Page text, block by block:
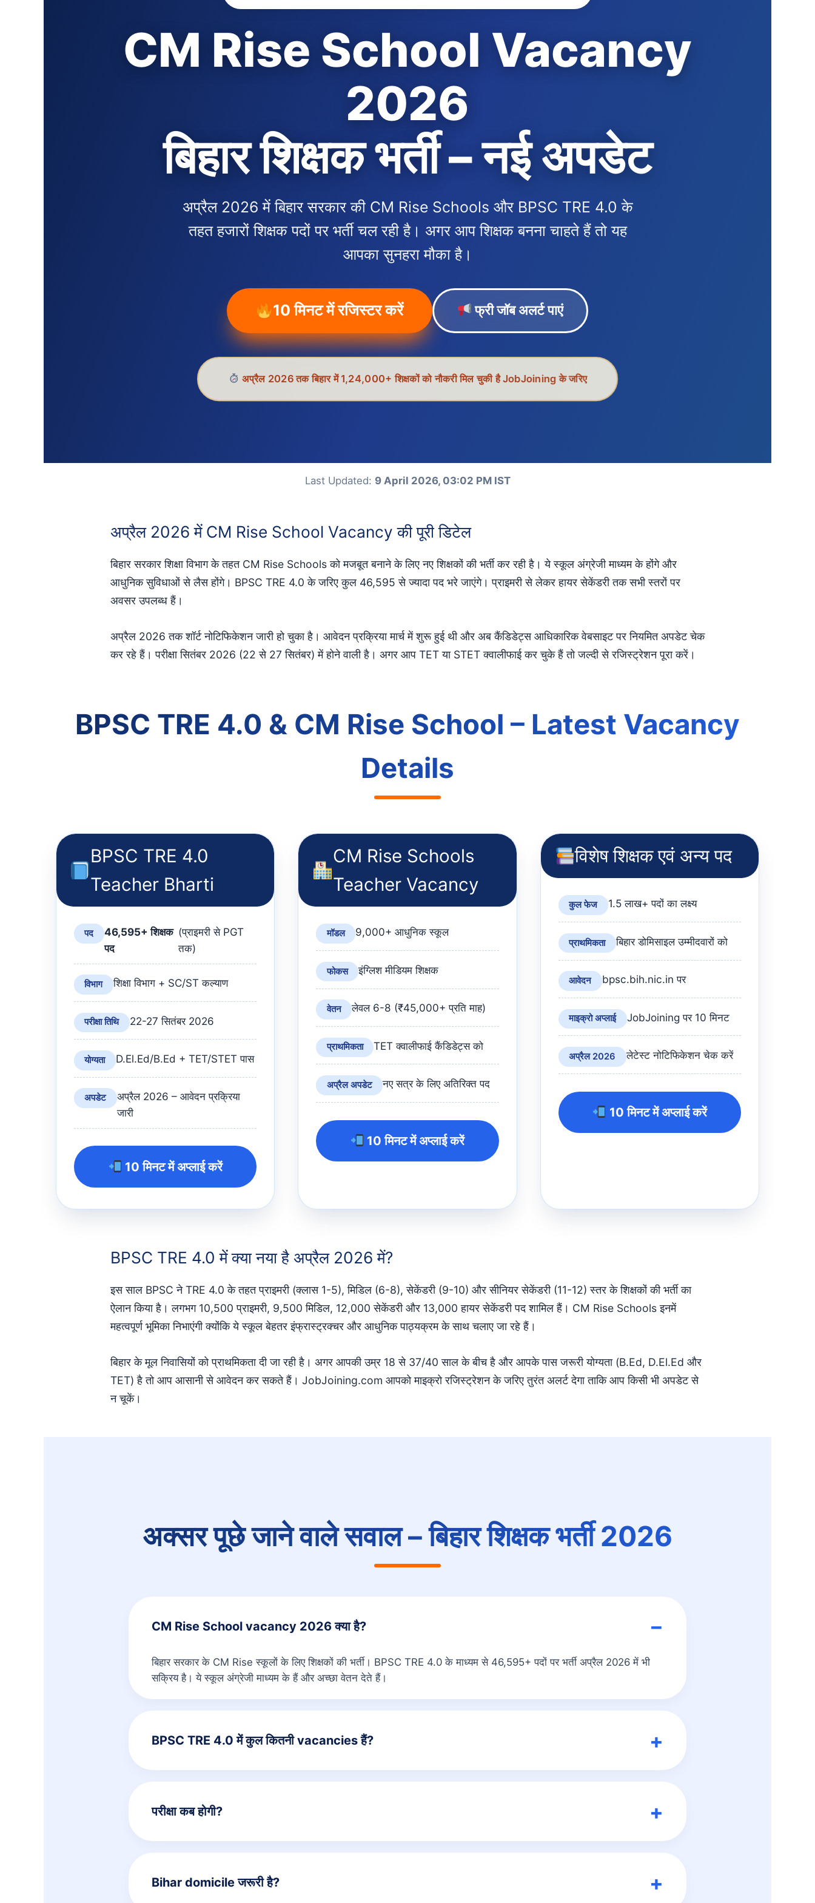
CM Rise School Vacancy
2026
बिहार शिक्षक भर्ती – नई अपडेट
अप्रैल 2026 में बिहार सरकार की CM Rise Schools और BPSC TRE 4.0 के
तहत हजारों शिक्षक पदों पर भर्ती चल रही है। अगर आप शिक्षक बनना चाहते हैं तो यह
आपका सुनहरा मौका है।
10 मिनट में रजिस्टर करें फ्री जॉब अलर्ट पाएं
अप्रैल 2026 तक बिहार में 1,24,000+ शिक्षकों को नौकरी मिल चुकी है JobJoining के जरिए
Last Updated: 9 April 2026, 03:02 PM IST
अप्रैल 2026 में CM Rise School Vacancy की पूरी डिटेल
बिहार सरकार शिक्षा विभाग के तहत CM Rise Schools को मजबूत बनाने के लिए नए शिक्षकों की भर्ती कर रही है। ये स्कूल अंग्रेजी माध्यम के होंगे और
आधुनिक सुविधाओं से लैस होंगे। BPSC TRE 4.0 के जरिए कुल 46,595 से ज्यादा पद भरे जाएंगे। प्राइमरी से लेकर हायर सेकेंडरी तक सभी स्तरों पर
अवसर उपलब्ध हैं।
अप्रैल 2026 तक शॉर्ट नोटिफिकेशन जारी हो चुका है। आवेदन प्रक्रिया मार्च में शुरू हुई थी और अब कैंडिडेट्स आधिकारिक वेबसाइट पर नियमित अपडेट चेक
कर रहे हैं। परीक्षा सितंबर 2026 (22 से 27 सितंबर) में होने वाली है। अगर आप TET या STET क्वालीफाई कर चुके हैं तो जल्दी से रजिस्ट्रेशन पूरा करें।
BPSC TRE 4.0 & CM Rise School – Latest Vacancy
Details
BPSC TRE 4.0
Teacher Bharti
पद
46,595+ शिक्षक
पद
(प्राइमरी से PGT
तक)
विभाग शिक्षा विभाग + SC/ST कल्याण
परीक्षा तिथि 22-27 सितंबर 2026
योग्यता D.El.Ed/B.Ed + TET/STET पास
अपडेट
अप्रैल 2026 – आवेदन प्रक्रिया
जारी
10 मिनट में अप्लाई करें
CM Rise Schools
Teacher Vacancy
मॉडल 9,000+ आधुनिक स्कूल
फोकस इंग्लिश मीडियम शिक्षक
वेतन लेवल 6-8 (₹45,000+ प्रति माह)
प्राथमिकता TET क्वालीफाई कैंडिडेट्स को
अप्रैल अपडेट नए सत्र के लिए अतिरिक्त पद
10 मिनट में अप्लाई करें
विशेष शिक्षक एवं अन्य पद
कुल फेज 1.5 लाख+ पदों का लक्ष्य
प्राथमिकता बिहार डोमिसाइल उम्मीदवारों को
आवेदन bpsc.bih.nic.in पर
माइक्रो अप्लाई JobJoining पर 10 मिनट
अप्रैल 2026 लेटेस्ट नोटिफिकेशन चेक करें
10 मिनट में अप्लाई करें
BPSC TRE 4.0 में क्या नया है अप्रैल 2026 में?
इस साल BPSC ने TRE 4.0 के तहत प्राइमरी (क्लास 1-5), मिडिल (6-8), सेकेंडरी (9-10) और सीनियर सेकेंडरी (11-12) स्तर के शिक्षकों की भर्ती का
ऐलान किया है। लगभग 10,500 प्राइमरी, 9,500 मिडिल, 12,000 सेकेंडरी और 13,000 हायर सेकेंडरी पद शामिल हैं। CM Rise Schools इनमें
महत्वपूर्ण भूमिका निभाएंगी क्योंकि ये स्कूल बेहतर इंफ्रास्ट्रक्चर और आधुनिक पाठ्यक्रम के साथ चलाए जा रहे हैं।
बिहार के मूल निवासियों को प्राथमिकता दी जा रही है। अगर आपकी उम्र 18 से 37/40 साल के बीच है और आपके पास जरूरी योग्यता (B.Ed, D.El.Ed और
TET) है तो आप आसानी से आवेदन कर सकते हैं। JobJoining.com आपको माइक्रो रजिस्ट्रेशन के जरिए तुरंत अलर्ट देगा ताकि आप किसी भी अपडेट से
न चूकें।
अक्सर पूछे जाने वाले सवाल – बिहार शिक्षक भर्ती 2026
CM Rise School vacancy 2026 क्या है?
बिहार सरकार के CM Rise स्कूलों के लिए शिक्षकों की भर्ती। BPSC TRE 4.0 के माध्यम से 46,595+ पदों पर भर्ती अप्रैल 2026 में भी
सक्रिय है। ये स्कूल अंग्रेजी माध्यम के हैं और अच्छा वेतन देते हैं।
BPSC TRE 4.0 में कुल कितनी vacancies हैं?
परीक्षा कब होगी?
Bihar domicile जरूरी है?